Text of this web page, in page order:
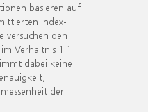
basieren auf
Index-
versuchen den
Verhältnis 1:1
dabei keine
der